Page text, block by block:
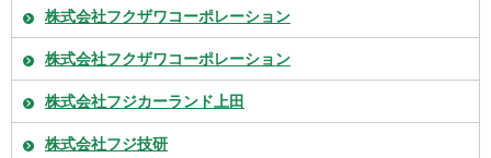
株式会社フクザワコーポレーション
株式会社フクザワコーポレーション
株式会社フジカーランド上田
株式会社フジ技研